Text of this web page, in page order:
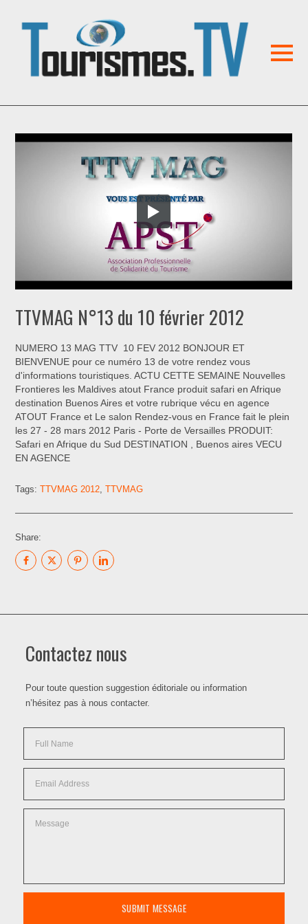
TTVMAG N°13 du 10 février 2012
NUMERO 13 MAG TTV 10 FEV 2012 BONJOUR ET
BIENVENUE pour ce numéro 13 de votre rendez vous
d'informations touristiques. ACTU CETTE SEMAINE Nouvelles
Frontieres les Maldives atout France produit safari en Afrique
destination Buenos Aires et votre rubrique vécu en agence
ATOUT France et Le salon Rendez-vous en France fait le plein
les 27 - 28 mars 2012 Paris - Porte de Versailles PRODUIT:
Safari en Afrique du Sud DESTINATION , Buenos aires VECU
EN AGENCE
Tags:TTVMAG 2012 ,TTVMAG
Share:
Contactez nous
Pour toute question suggestion éditoriale ou information
n’hésitez pas à nous contacter.
SUBMIT MESSAGE